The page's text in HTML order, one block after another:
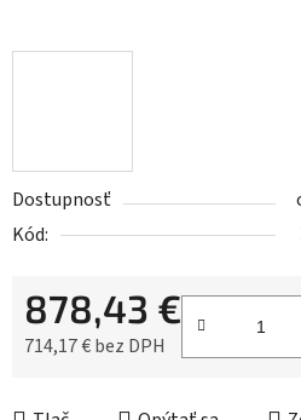
Dostupnosť
Kód:
878,43 €
714,17 € bez DPH